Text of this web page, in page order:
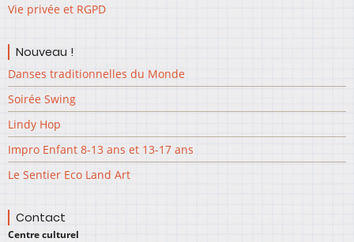
Vie privée et RGPD
Nouveau !
Danses traditionnelles du Monde
Soirée Swing
Lindy Hop
Impro Enfant 8-13 ans et 13-17 ans
Le Sentier Eco Land Art
Contact
Centre culturel